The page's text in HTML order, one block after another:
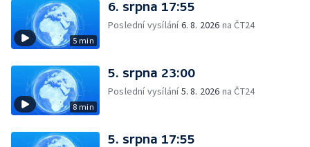
5 min
6. srpna 17:55
Poslední vysílání6. 8. 2026 na ČT24
8 min
5. srpna 23:00
Poslední vysílání5. 8. 2026 na ČT24
5. srpna 17:55